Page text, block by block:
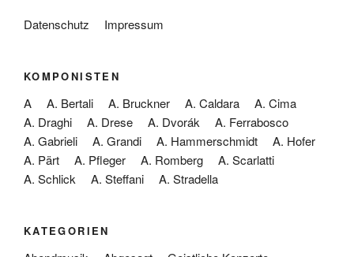
Datenschutz Impressum
KOMPONISTEN
A A. Bertali A. Bruckner A. Caldara
A. Cima
A. Draghi
A. Drese A. Dvorák
A. Ferrabosco
A. Gabrieli
A. Grandi A. Hammerschmidt
A. Hofer
A. Pärt
A. Pfleger A. Romberg
A. Scarlatti
A. Schlick
A. Steffani A. Stradella
KATEGORIEN